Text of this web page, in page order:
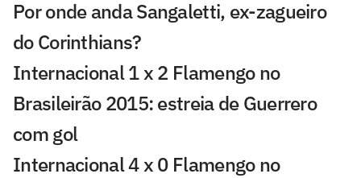
Por onde anda Sangaletti, ex-zagueiro
do Corinthians?
Internacional 1 x 2 Flamengo no
Brasileirão 2015: estreia de Guerrero
com gol
Internacional 4 x 0 Flamengo no